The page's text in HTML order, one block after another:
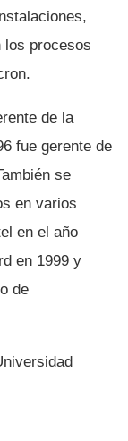
los procesos
de la
fue gerente de
se
en varios
en el año
en 1999 y
de